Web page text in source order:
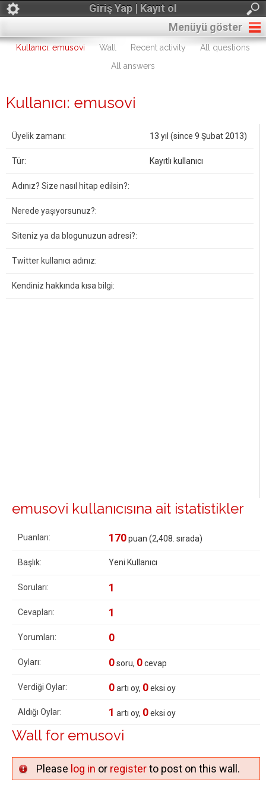
Giriş Yap | Kayıt ol
Menüyü göster
Kullanıcı: emusovi Wall Recent activity
All questions
All answers
Kullanıcı: emusovi
Üyelik zamanı: 13 yıl (since 9 Şubat 2013)
Tür: Kayıtlı kullanıcı
Adınız? Size nasıl hitap edilsin?:
Nerede yaşıyorsunuz?:
Siteniz ya da blogunuzun adresi?:
Twitter kullanıcı adınız:
Kendiniz hakkında kısa bilgi:
emusovi kullanıcısına ait istatistikler
Puanları: 170puan (2,408 . sırada)
Başlık: Yeni Kullanıcı
Soruları: 1
Cevapları: 1
Yorumları: 0
Oyları: 0soru, 0cevap
Verdiği Oylar: 0artı oy, 0eksi oy
Aldığı Oylar: 1 artı oy, 0eksi oy
Wall for emusovi
Please log in or registerto post on this wall.